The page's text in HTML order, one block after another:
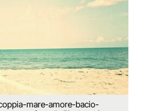
mare-amore-bacio-